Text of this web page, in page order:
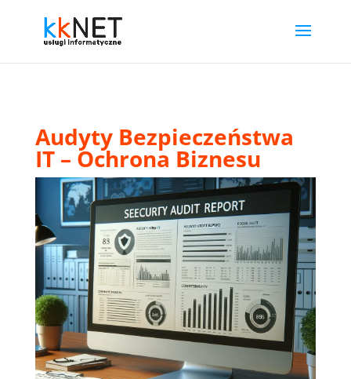
Audyty Bezpieczeństwa
IT – Ochrona Biznesu